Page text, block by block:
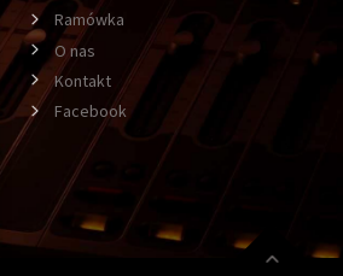
Ramówka
O nas
Kontakt
Facebook